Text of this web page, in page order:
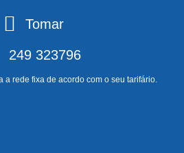
Tomar
249 323796
a rede fixa de acordo com o seu tarifário.